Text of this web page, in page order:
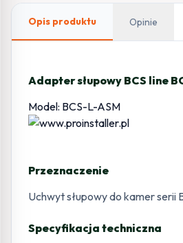
Opis produktu Opinie
Adapter słupowy BCS line
Model: BCS-L-ASM
Przeznaczenie
Uchwyt słupowy do kamer serii
Specyfikacja techniczna